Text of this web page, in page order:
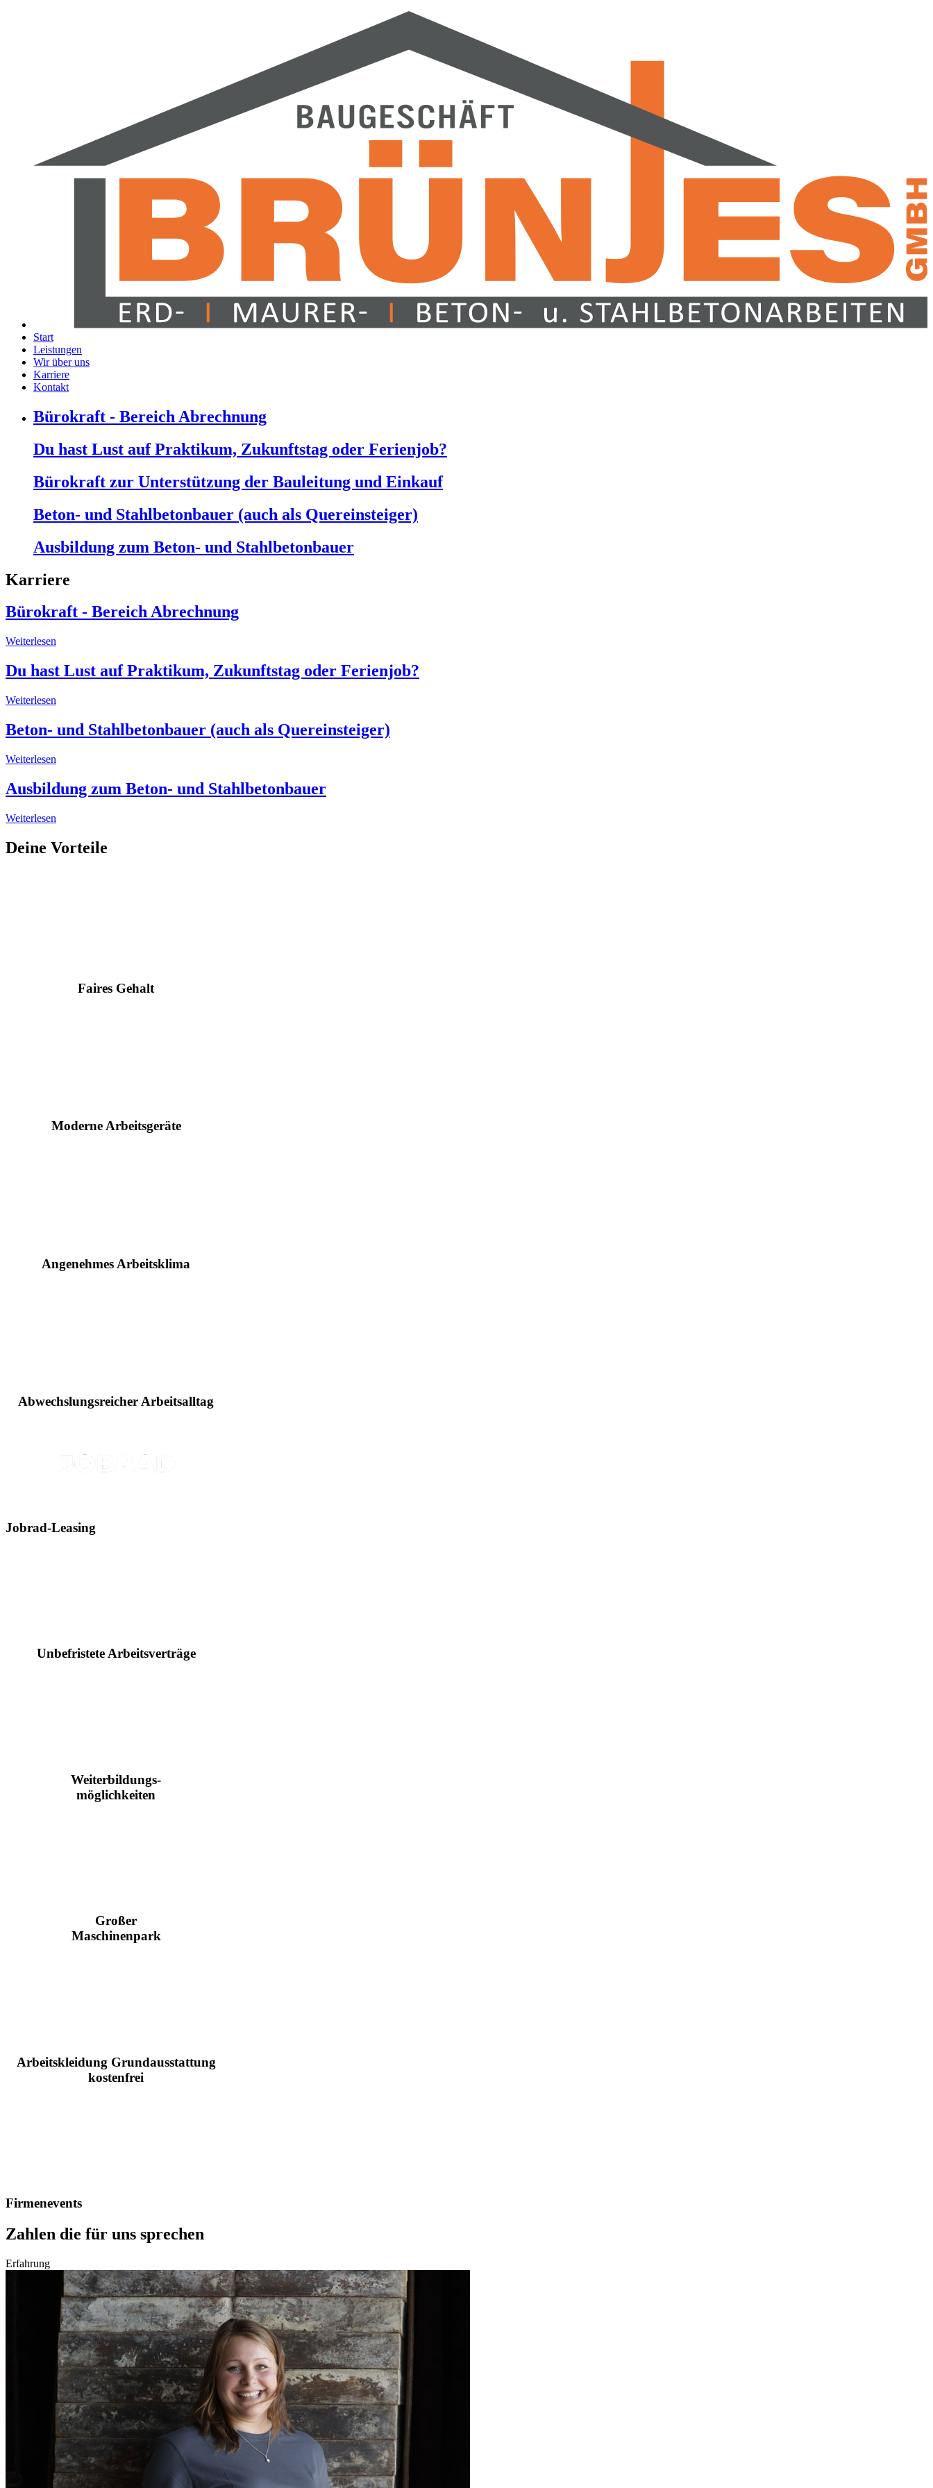
Start
Leistungen
Wir über uns
Karriere
Kontakt
Bürokraft - Bereich Abrechnung
Du hast Lust auf Praktikum, Zukunftstag oder Ferienjob?
Bürokraft zur Unterstützung der Bauleitung und Einkauf
Beton- und Stahlbetonbauer (auch als Quereinsteiger)
Ausbildung zum Beton- und Stahlbetonbauer
Karriere
Bürokraft - Bereich Abrechnung
Weiterlesen
Du hast Lust auf Praktikum, Zukunftstag oder Ferienjob?
Weiterlesen
Beton- und Stahlbetonbauer (auch als Quereinsteiger)
Weiterlesen
Ausbildung zum Beton- und Stahlbetonbauer
Weiterlesen
Deine Vorteile
Faires Gehalt
Moderne Arbeitsgeräte
Angenehmes Arbeitsklima
Abwechslungsreicher Arbeitsalltag
Jobrad-Leasing
Unbefristete Arbeitsverträge
Weiterbildungs-
möglichkeiten
Großer
Maschinenpark
Arbeitskleidung Grundausstattung
kostenfrei
Firmenevents
Zahlen die für uns sprechen
Erfahrung